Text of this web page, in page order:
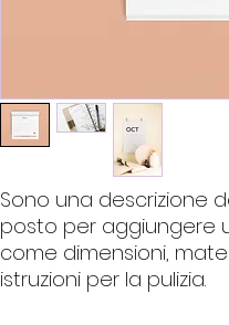
Sono una descrizione
posto per aggiungere
come dimensioni,
istruzioni per la pulizia.